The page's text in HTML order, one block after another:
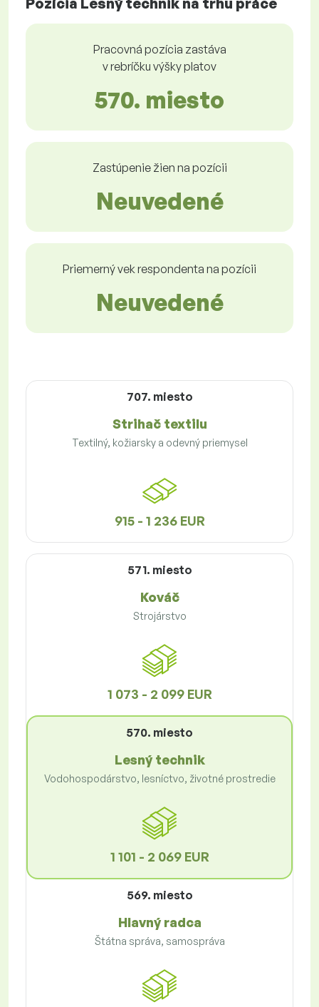
Pracovná pozícia zastáva
v rebríčku výšky platov
570. miesto
Zastúpenie žien na pozícii
Neuvedené
Priemerný vek respondenta na pozícii
Neuvedené
707. miesto
Strihač textilu
Textilný, kožiarsky a odevný priemysel
915 - 1 236 EUR
571. miesto
Kováč
Strojárstvo
1 073 - 2 099 EUR
570. miesto
Lesný technik
Vodohospodárstvo, lesníctvo, životné prostredie
1 101 - 2 069 EUR
569. miesto
Hlavný radca
Štátna správa, samospráva